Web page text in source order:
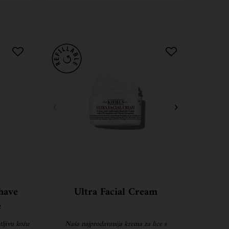
kožu
Ultra Facial Cream
Naša najprodavanija krema za lice s